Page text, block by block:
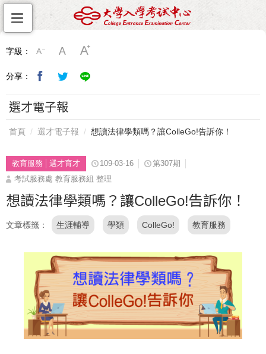
字級：
分享：
選才電子報
首頁 選才電子報 想讀法律學類嗎？讓ColleGo!告訴你！
教育服務 選才育才 109-03-16
第307期
考試服務處 教育服務組 整理
想讀法律學類嗎？讓ColleGo!告訴你！
文章標籤 生涯輔導 學類 ColleGo! 教育服務